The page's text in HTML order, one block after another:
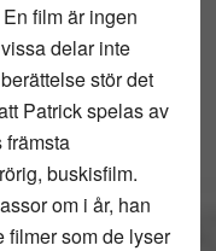
film är ingen
delar inte
stör det
Patrick spelas av
främsta
buskisfilm.
om i år, han
filmer som de lyser